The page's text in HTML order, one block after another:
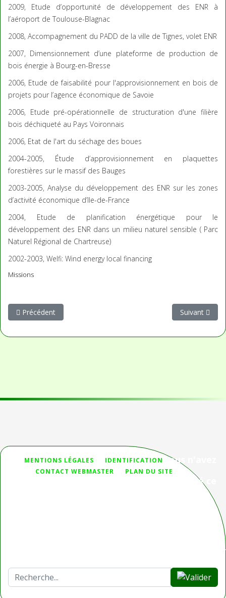
2009, Etude d’opportunité de développement des ENR à
l’aéroport de Toulouse-Blagnac
2008, Accompagnement du PADD de la ville de Tignes, volet ENR
2007, Dimensionnement d’une plateforme de production de
bois énergie à Bourg-en-Bresse
2006, Etude de faisabilité pour l'approvisionnement en bois de
projets pour l’agence économique de Savoie
2006, Etude pré-opérationnelle de structuration d'une filière
bois déchiqueté au Pays Voironnais
2006, Etat de l'art du séchage des boues
2004-2005, Étude d’approvisionnement en plaquettes
forestières sur le massif des Bauges
2003-2005, Analyse du développement des ENR sur les zones
d’activité économique d’Ile-de-France
2004, Etude de planification énergétique pour le
développement des ENR dans un milieu naturel sensible ( Parc
Naturel Régional de Chartreuse)
2002-2003, Welfi: Wind energy local financing
Missions
Article précédent : Agriculture, ressources naturelles et
Précédent Article
Suivant
MENTIONS LÉGALES
IDENTIFICATION
CONTACT WEBMASTER
PLAN DU SITE
Vous n'avez
pas
trouvé ce
/homepages/32/d336230653/htdocs/Joomla_3/modules/
Rechercher